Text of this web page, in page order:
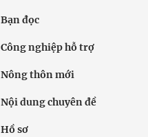
Bạn đọc
Công nghiệp hỗ trợ
Nông thôn mới
Nội dung chuyên đề
Hồ sơ